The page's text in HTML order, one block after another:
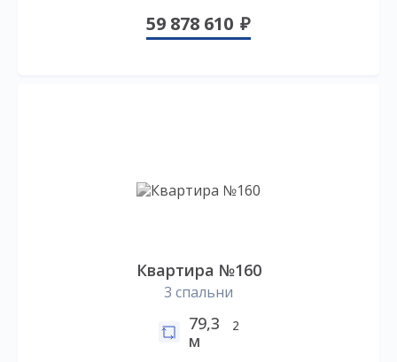
59 878 610
Квартира №160
3 спальни
79,3
м
2